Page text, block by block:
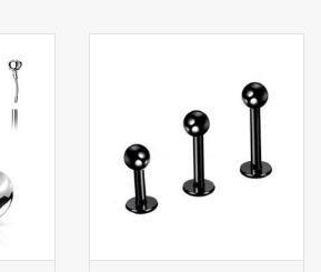
mm